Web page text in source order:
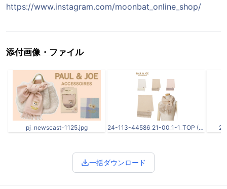
https://www.instagram.com/moonbat_online_shop/
添付画像・ファイル
pj_newscast-1125.jpg 24-113-44586_21-00_1-1_TOP (1).jpg
一括ダウンロード